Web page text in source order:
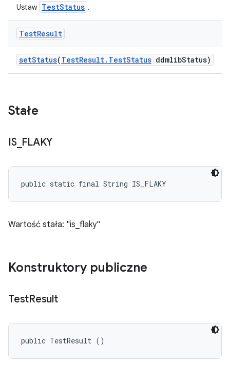
Ustaw TestStatus .
TestResult
setStatus(TestResult. TestStatus ddmlibStatus)
Stałe
IS_ FLAKY
public static final String IS_FLAKY
Wartość stała: "is_flaky"
Konstruktory publiczne
TestResult
public TestResult ()